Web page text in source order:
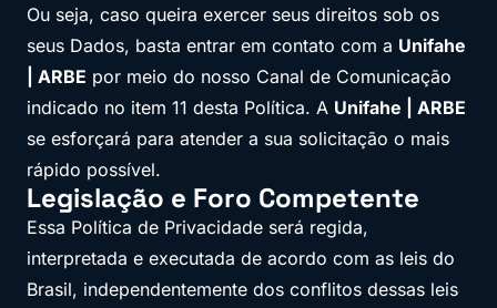
Ou seja, caso queira exercer seus direitos sob os
seus Dados, basta entrar em contato com a Unifahe
| ARBE por meio do nosso Canal de Comunicação
indicado no item 11 desta Política. A Unifahe | ARBE
se esforçará para atender a sua solicitação o mais
rápido possível.
Legislação e Foro Competente
Essa Política de Privacidade será regida,
interpretada e executada de acordo com as leis do
Brasil, independentemente dos conflitos dessas leis